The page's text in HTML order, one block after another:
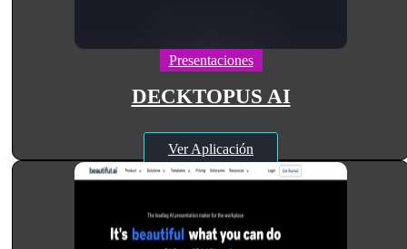
Presentaciones
DECKTOPUS AI
Ver Aplicación